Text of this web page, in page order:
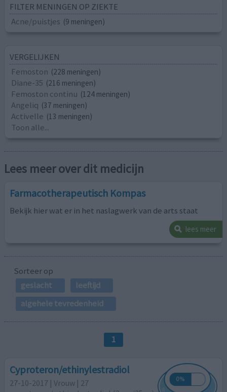
FILTER MENINGEN OP ZIEKTE
Acne/puistjes (9 meningen)
VERGELIJKEN
Femoston (228 meningen)
Diane-35 (216 meningen)
Femoston continu (124 meningen)
Angeliq (37 meningen)
Activelle (13 meningen)
Toon alle...
Lees meer over dit medicijn
Farmacotherapeutisch Kompas
Bekijk hier wat er in het naslagwerk van de arts staat
lees meer
Sorteer op
geslacht
leeftijd
algehele tevredenheid
1
Cyproteron/ethinylestradiol
27-10-2017 | Vrouw | 27